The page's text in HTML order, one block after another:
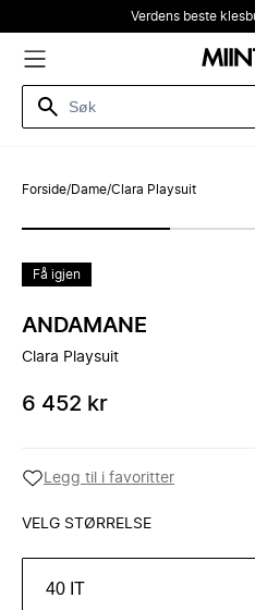
Verdens beste
Forside/Dame/Clara Playsuit
Få igjen
ANDAMANE
Clara Playsuit
6 452 kr
Legg til i favoritter
VELG STØRRELSE
40 IT